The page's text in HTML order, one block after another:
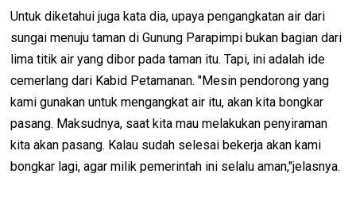
Untuk diketahui juga kata dia, upaya pengangkatan air dari
sungai menuju taman di Gunung Parapimpi bukan bagian dari
lima titik air yang dibor pada taman itu. Tapi, ini adalah ide
cemerlang dari Kabid Petamanan. "Mesin pendorong yang
kami gunakan untuk mengangkat air itu, akan kita bongkar
pasang. Maksudnya, saat kita mau melakukan penyiraman
kita akan pasang. Kalau sudah selesai bekerja akan kami
bongkar lagi, agar milik pemerintah ini selalu aman,"jelasnya.